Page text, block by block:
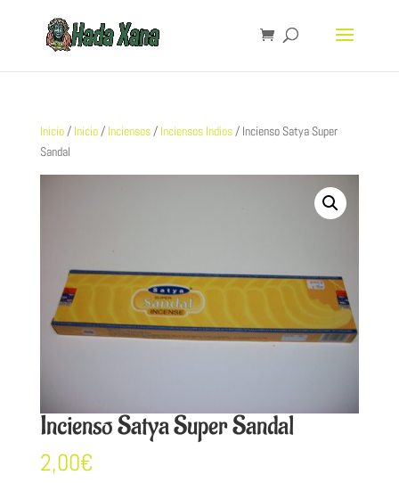
Inicio/ Inicio/ Inciensos/ Inciensos Indios/ Incienso Satya Super
Sandal
Incienso Satya Super Sandal
2,00€